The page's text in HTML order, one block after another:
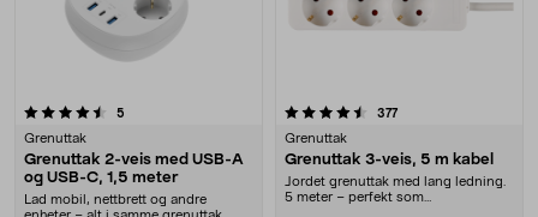
5
Grenuttak
Grenuttak 2-veis med USB-A
og USB-C, 1,5 meter
Lad mobil, nettbrett og andre
4.5 av 5 stjerner 377anmeldelser
Grenuttak
Grenuttak 3-veis, 5 m kabel
Jordet grenuttak med lang ledning.
5 meter – perfekt som